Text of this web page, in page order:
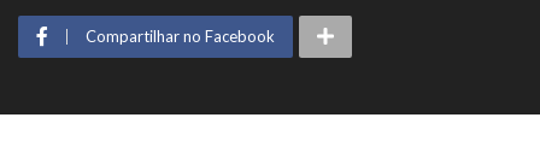
Compartilhar no Facebook